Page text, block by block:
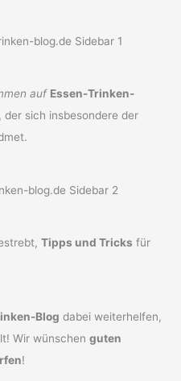
auf Essen-Trinken-
, der sich insbesondere der
Tipps und Tricks für
Blog dabei weiterhelfen,
Wir wünschenguten
!